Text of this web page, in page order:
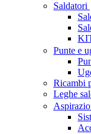
Saldatori
Punte e
Ricambi
Leghe